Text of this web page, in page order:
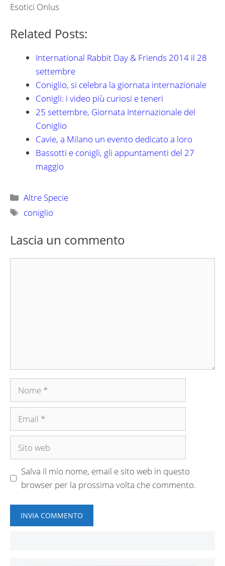
Esotici Onlus
Related Posts:
International Rabbit Day & Friends 2014 il 28
settembre
Coniglio, si celebra la giornata internazionale
Conigli: i video più curiosi e teneri
25 settembre, Giornata Internazionale del
Coniglio
Cavie, a Milano un evento dedicato a loro
Bassotti e conigli, gli appuntamenti del 27
maggio
Categorie
Altre Specie
Tag
coniglio
Lascia un commento
Nome
Email
Sito
Salva il mio nome, email e sito web in questo
browser per la prossima volta che commento.